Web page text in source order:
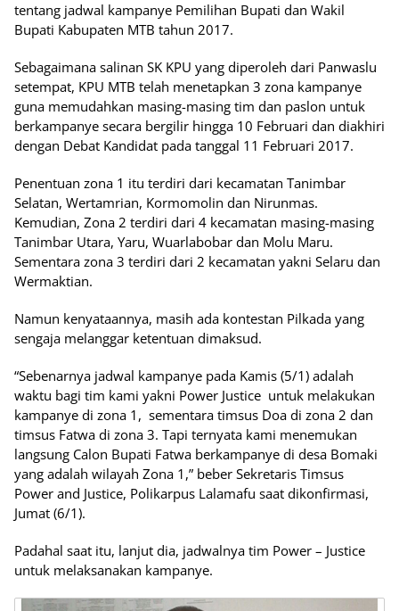
tentang jadwal kampanye Pemilihan Bupati dan Wakil
Bupati Kabupaten MTB tahun 2017.
Sebagaimana salinan SK KPU yang diperoleh dari Panwaslu
setempat, KPU MTB telah menetapkan 3 zona kampanye
guna memudahkan masing-masing tim dan paslon untuk
berkampanye secara bergilir hingga 10 Februari dan diakhiri
dengan Debat Kandidat pada tanggal 11 Februari 2017.
Penentuan zona 1 itu terdiri dari kecamatan Tanimbar
Selatan, Wertamrian, Kormomolin dan Nirunmas.
Kemudian, Zona 2 terdiri dari 4 kecamatan masing-masing
Tanimbar Utara, Yaru, Wuarlabobar dan Molu Maru.
Sementara zona 3 terdiri dari 2 kecamatan yakni Selaru dan
Wermaktian.
Namun kenyataannya, masih ada kontestan Pilkada yang
sengaja melanggar ketentuan dimaksud.
“Sebenarnya jadwal kampanye pada Kamis (5/1) adalah
waktu bagi tim kami yakni Power Justice untuk melakukan
kampanye di zona 1, sementara timsus Doa di zona 2 dan
timsus Fatwa di zona 3. Tapi ternyata kami menemukan
langsung Calon Bupati Fatwa berkampanye di desa Bomaki
yang adalah wilayah Zona 1,” beber Sekretaris Timsus
Power and Justice, Polikarpus Lalamafu saat dikonfirmasi,
Jumat (6/1).
Padahal saat itu, lanjut dia, jadwalnya tim Power – Justice
untuk melaksanakan kampanye.